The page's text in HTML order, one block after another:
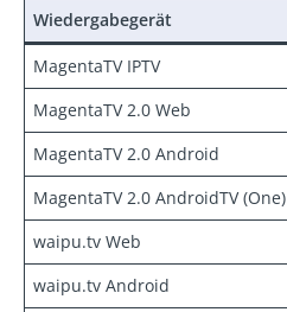
Wiedergabegerät
MagentaTV IPTV
MagentaTV 2.0 Web
MagentaTV 2.0 Android
MagentaTV 2.0 AndroidTV (One)
waipu.tv Web
waipu.tv Android